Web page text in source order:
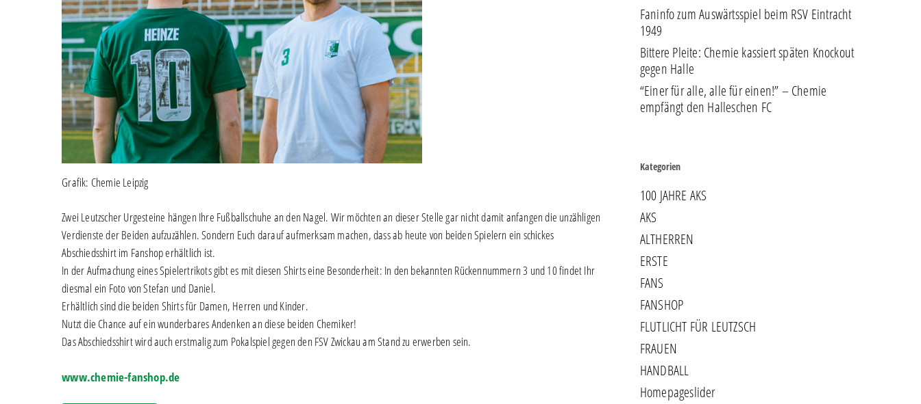
Grafik: Chemie Leipzig
Zwei Leutzscher Urgesteine hängen Ihre Fußballschuhe an den Nagel. Wir möchten an dieser Stelle gar nicht damit anfangen die unzähligen
Verdienste der Beiden aufzuzählen. Sondern Euch darauf aufmerksam machen, dass ab heute von beiden Spielern ein schickes
Abschiedsshirt im Fanshop erhältlich ist.
In der Aufmachung eines Spielertrikots gibt es mit diesen Shirts eine Besonderheit: In den bekannten Rückennummern 3 und 10 findet Ihr
diesmal ein Foto von Stefan und Daniel.
Erhältlich sind die beiden Shirts für Damen, Herren und Kinder.
Nutzt die Chance auf ein wunderbares Andenken an diese beiden Chemiker!
Das Abschiedsshirt wird auch erstmalig zum Pokalspiel gegen den FSV Zwickau am Stand zu erwerben sein.
www.chemie-fanshop.de
Faninfo zum Auswärtsspiel beim RSV Eintracht
1949
Bittere Pleite: Chemie kassiert späten Knockout
gegen Halle
“Einer für alle, alle für einen!” – Chemie
empfängt den Halleschen FC
Kategorien
100 JAHRE AKS
AKS
ALTHERREN
ERSTE
FANS
FANSHOP
FLUTLICHT FÜR LEUTZSCH
FRAUEN
HANDBALL
Homepageslider